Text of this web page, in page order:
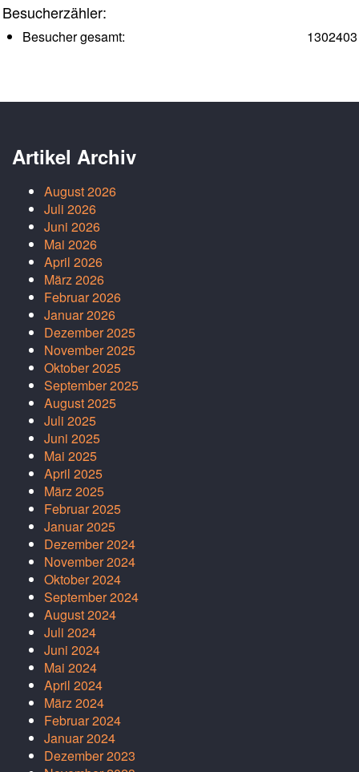
Besucherzähler:
1302403
Besucher gesamt:
Artikel Archiv
August 2026
Juli 2026
Juni 2026
Mai 2026
April 2026
März 2026
Februar 2026
Januar 2026
Dezember 2025
November 2025
Oktober 2025
September 2025
August 2025
Juli 2025
Juni 2025
Mai 2025
April 2025
März 2025
Februar 2025
Januar 2025
Dezember 2024
November 2024
Oktober 2024
September 2024
August 2024
Juli 2024
Juni 2024
Mai 2024
April 2024
März 2024
Februar 2024
Januar 2024
Dezember 2023